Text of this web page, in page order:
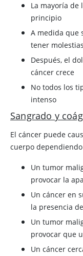
La mayoría de
principio
A medida que
tener
Después, el
cáncer crece
No todos los
intenso
Sangrado y
El cáncer puede
cuerpo
Un tumor
provocar la
Un cáncer en
la presencia
Un tumor
provocar que
Un cáncer